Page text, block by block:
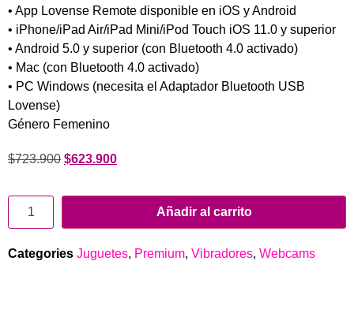
• App Lovense Remote disponible en iOS y Android
• iPhone/iPad Air/iPad Mini/iPod Touch iOS 11.0 y superior
• Android 5.0 y superior (con Bluetooth 4.0 activado)
• Mac (con Bluetooth 4.0 activado)
• PC Windows (necesita el Adaptador Bluetooth USB
Lovense)
Género Femenino
$723.900 $623.900
Añadir al carrito
Categories Juguetes, Premium, Vibradores, Webcams